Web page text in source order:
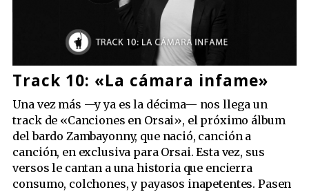
Track 10: «La cámara infame»
Una vez más —y ya es la décima— nos llega un
track de «Canciones en Orsai», el próximo álbum
del bardo Zambayonny, que nació, canción a
canción, en exclusiva para Orsai. Esta vez, sus
versos le cantan a una historia que encierra
consumo, colchones, y payasos inapetentes. Pasen